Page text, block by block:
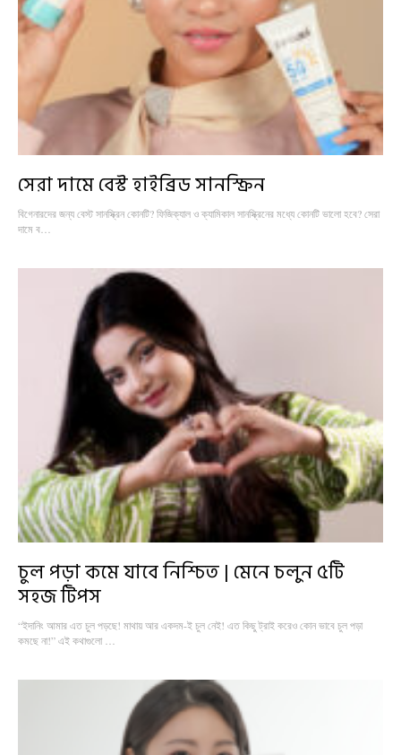
সেরা দামে বেস্ট হাইব্রিড সানস্ক্রিন
বিগেনারদের জন্য বেস্ট সানস্ক্রিন কোনটি? ফিজিক্যাল ও ক্যামিকাল সানস্ক্রিনের মধ্যে কোনটি ভালো হবে? সেরা
দামে ব…
চুল পড়া কমে যাবে নিশ্চিত | মেনে চলুন ৫টি
সহজ টিপস
“ইদানিং আমার এত চুল পড়ছে! মাথায় আর একদম-ই চুল নেই! এত কিছু ট্রাই করেও কোন ভাবে চুল পড়া
কমছে না!” এই কথাগুলো …